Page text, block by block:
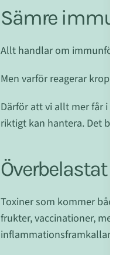
Sämre
Allt handlar om
Men varför reagerar
Därför att vi allt mer får i
riktigt kan hantera. Det blir
Överbelastat
Toxiner som kommer både
frukter, vaccinationer,